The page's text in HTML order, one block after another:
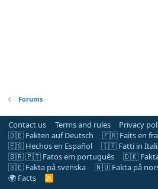
Forums
Contact us Terms and rules Privacy
🇩🇪 Fakten auf Deutsch
🇫🇷 Faits en
🇪🇸 Hechos en Español
🇮🇹 Fatti in
🇧🇷 🇵🇹 Fatos em português
🇩🇰
🇸🇪 Fakta på svenska
🇳🇴 Fakta på
🌍 Facts
R